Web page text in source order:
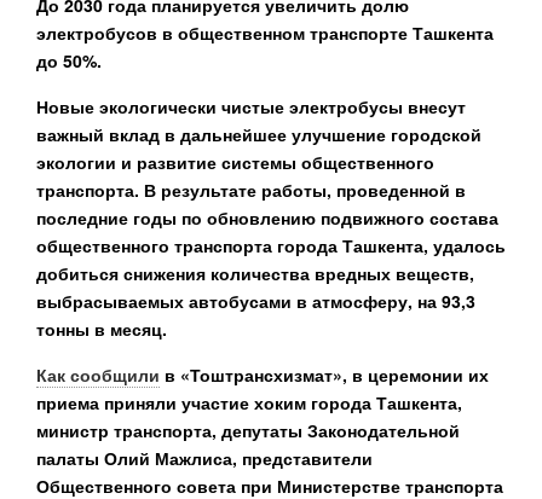
электробусов в общественном транспорте Ташкента
до 50%.
Новые экологически чистые электробусы внесут
важный вклад в дальнейшее улучшение городской
экологии и развитие системы общественного
транспорта. В результате работы, проведенной в
последние годы по обновлению подвижного состава
общественного транспорта города Ташкента, удалось
добиться снижения количества вредных веществ,
выбрасываемых автобусами в атмосферу, на 93,3
тонны в месяц.
Как сообщили в «Тоштрансхизмат», в церемонии их
приема приняли участие хоким города Ташкента,
министр транспорта, депутаты Законодательной
палаты Олий Мажлиса, представители
Общественного совета при Министерстве транспорта